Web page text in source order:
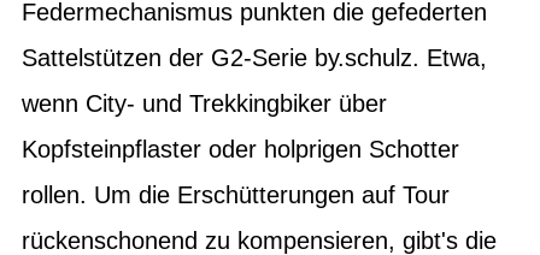
Federmechanismus punkten die gefederten
Sattelstützen der G2-Serie by.schulz. Etwa,
wenn City- und Trekkingbiker über
Kopfsteinpflaster oder holprigen Schotter
rollen. Um die Erschütterungen auf Tour
rückenschonend zu kompensieren, gibt's die